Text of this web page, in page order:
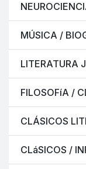
MÚSICA /
LITERATURA
FILOSOFíA /
CLÁSICOS
CLáSICOS /